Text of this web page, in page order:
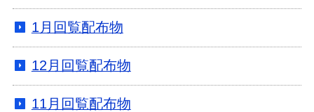
1月回覧配布物
12月回覧配布物
11月回覧配布物